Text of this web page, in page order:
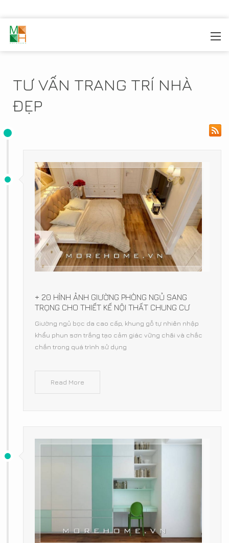
TƯ VẤN TRANG TRÍ NHÀ
ĐẸP
+ 20 HÌNH ẢNH GIƯỜNG PHÒNG NGỦ SANG
TRỌNG CHO THIẾT KẾ NỘI THẤT CHUNG CƯ
Giường ngủ bọc da cao cấp, khung gỗ tự nhiên nhập
khẩu phun sơn trắng tạo cảm giác vững chãi và chắc
chắn trong quá trình sử dụng
Read More